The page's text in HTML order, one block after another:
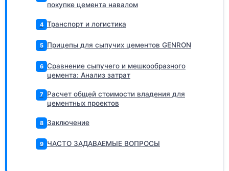
покупке цемента навалом
4 Транспорт и логистика
5 Прицепы для сыпучих цементов GENRON
6 Сравнение сыпучего и мешкообразного
цемента: Анализ затрат
7
Расчет общей стоимости владения для
цементных проектов
8 Заключение
9 ЧАСТО ЗАДАВАЕМЫЕ ВОПРОСЫ